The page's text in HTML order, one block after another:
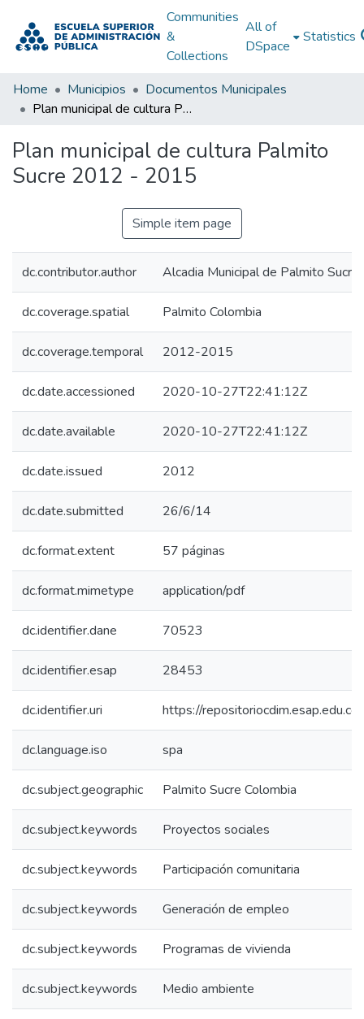
Communities
&
Collections
All of
DSpace
Statistics
Home Municipios
Documentos Municipales
Plan municipal de cultura Palmito Sucre 2012 - 2015
Plan municipal de cultura Palmito
Sucre 2012 - 2015
Simple item page
dc.contributor.author Alcadia Municipal de Palmito Sucre
dc.coverage.spatial Palmito Colombia
dc.coverage.temporal 2012-2015
dc.date.accessioned 2020-10-27T22:41:12Z
dc.date.available 2020-10-27T22:41:12Z
dc.date.issued 2012
dc.date.submitted 26/6/14
dc.format.extent 57 páginas
dc.format.mimetype application/pdf
dc.identifier.dane 70523
dc.identifier.esap 28453
dc.identifier.uri https://
dc.language.iso spa
dc.subject.geographic Palmito Sucre Colombia
dc.subject.keywords Proyectos sociales
dc.subject.keywords Participación comunitaria
dc.subject.keywords Generación de empleo
dc.subject.keywords Programas de vivienda
dc.subject.keywords Medio ambiente